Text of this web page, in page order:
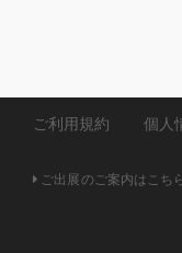
ご利用規約 個人
ご出展のご案内はこち